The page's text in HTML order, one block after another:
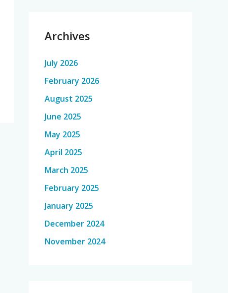
Archives
July 2026
February 2026
August 2025
June 2025
May 2025
April 2025
March 2025
February 2025
January 2025
December 2024
November 2024